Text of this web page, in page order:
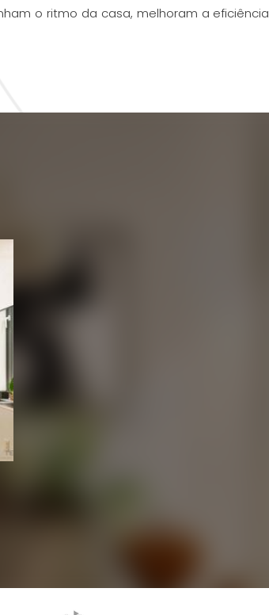
o ritmo da casa, melhoram a